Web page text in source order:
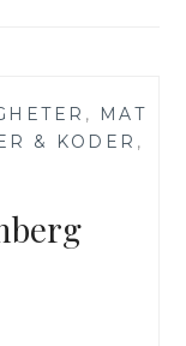
,
MAT
& KODER ,